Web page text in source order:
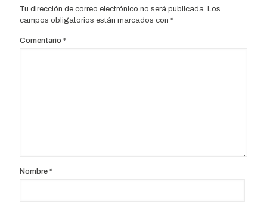
Tu dirección de correo electrónico no será publicada. Los
campos obligatorios están marcados con *
Comentario *
Nombre *